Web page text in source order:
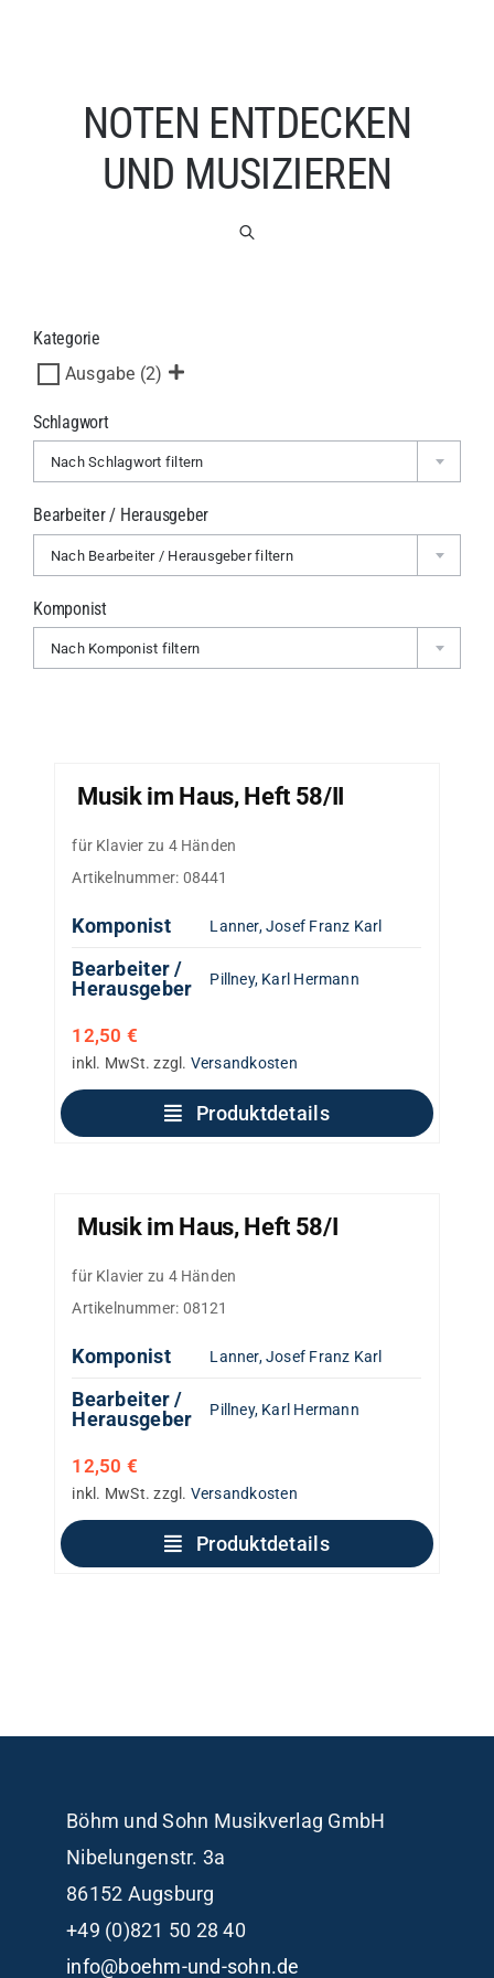
NOTEN ENTDECKEN
UND MUSIZIEREN
Musik im Haus, Heft 58/II
für Klavier zu 4 Händen
Artikelnummer: 08441
Komponist Lanner, Josef Franz Karl
Bearbeiter /
Herausgeber
Pillney, Karl Hermann
12,50 €
inkl. MwSt. zzgl. Versandkosten
Produktdetails
Musik im Haus, Heft 58/I
für Klavier zu 4 Händen
Artikelnummer: 08121
Komponist Lanner, Josef Franz Karl
Bearbeiter /
Herausgeber
Pillney, Karl Hermann
12,50 €
inkl. MwSt. zzgl. Versandkosten
Produktdetails
Kategorie
Ausgabe (2)
Schlagwort
Nach Schlagwort filtern
Bearbeiter / Herausgeber
Nach Bearbeiter / Herausgeber filtern
Komponist
Nach Komponist filtern
Böhm und Sohn Musikverlag GmbH
Nibelungenstr. 3a
86152 Augsburg
+49 (0)821 50 28 40
info@boehm-und-sohn.de